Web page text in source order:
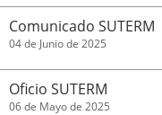
Comunicado SUTERM
04 de Junio de 2025
Oficio SUTERM
06 de Mayo de 2025